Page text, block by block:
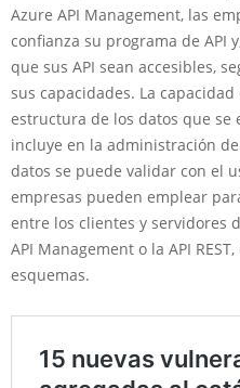
Azure API Management, las
confianza su programa de API
que sus API sean accesibles,
sus capacidades. La
estructura de los datos que se
incluye en la administración
datos se puede validar con el
empresas pueden emplear
entre los clientes y servidores
API Management o la API
esquemas.